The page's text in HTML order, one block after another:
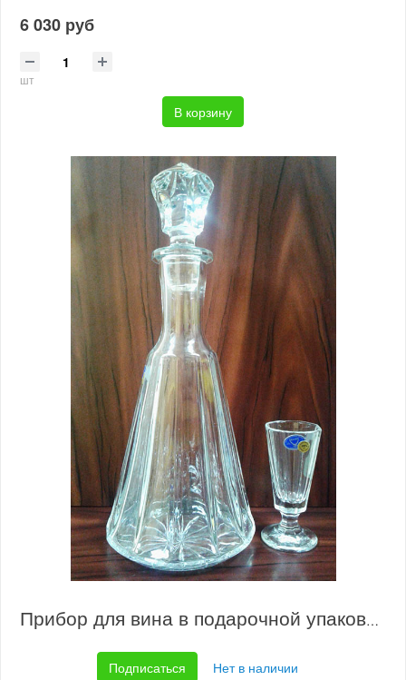
6 030 руб
шт
В корзину
Прибор для вина в подарочной упаковке 9751 800/95а
Подписаться Нет в наличии